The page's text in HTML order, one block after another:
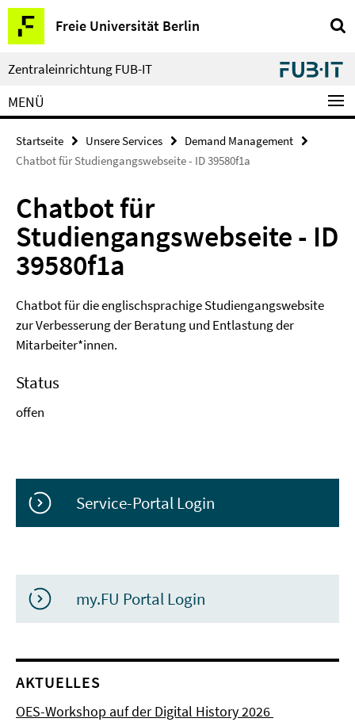
Springe
direkt
zu
Inhalt
Freie Universität Berlin
Service-
Navigation
Zentraleinrichtung FUB-IT
MENÜ
Startseite Unsere Services
Demand Management
Chatbot für Studiengangswebseite - ID 39580f1a
Chatbot für
Studiengangswebseite - ID
39580f1a
Chatbot für die englischsprachige Studiengangswebsite
zur Verbesserung der Beratung und Entlastung der
Mitarbeiter*innen.
Status
offen
Service-Portal Login
my.FU Portal Login
AKTUELLES
OES-Workshop auf der Digital History 2026